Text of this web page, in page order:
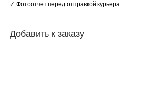
✓ Фотоотчет перед отправкой курьера
Добавить к заказу